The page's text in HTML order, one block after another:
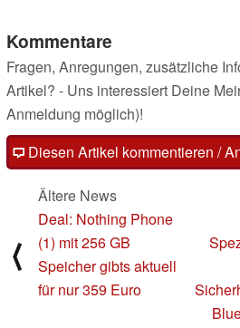
Kommentare
Fragen, Anregungen, zusätzliche
Artikel? - Uns interessiert Deine
Anmeldung möglich)!
Diesen Artikel kommentieren /
⟨
Ältere News
Deal: Nothing Phone
(1) mit 256 GB
Speicher gibts aktuell
für nur 359 Euro